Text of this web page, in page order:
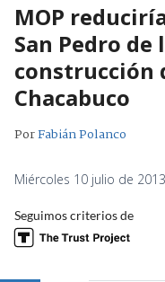
MOP
San Pedro de
construcción
Chacabuco
PorFabián Polanco
Miércoles 10 julio de
Seguimos criterios de